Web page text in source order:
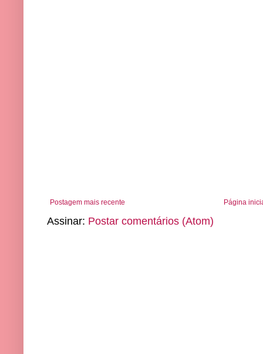
Postagem mais recente Página
Assinar: Postar comentários (Atom)